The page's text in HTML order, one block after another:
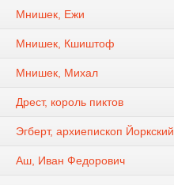
Мнишек, Ежи
Мнишек, Кшиштоф
Мнишек, Михал
Дрест, король пиктов
Эгберт, архиепископ Йоркский
Аш, Иван Федорович